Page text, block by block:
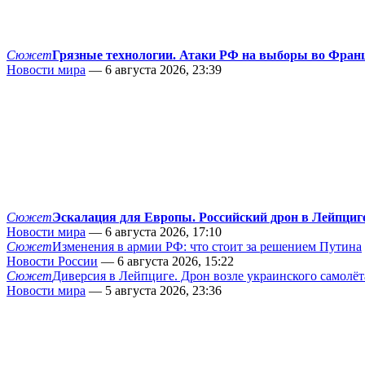
СюжетГрязные технологии. Атаки РФ на выборы во
Новости мира — 6 августа 2026, 23:39
СюжетЭскалация для Европы. Российский дрон в
Новости мира — 6 августа 2026, 17:10
СюжетИзменения в армии РФ: что стоит за решением Путина
Новости России — 6 августа 2026, 15:22
СюжетДиверсия в Лейпциге. Дрон возле украинского
Новости мира — 5 августа 2026, 23:36